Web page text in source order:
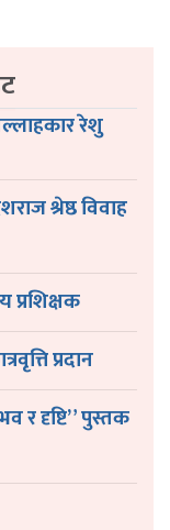
रेशु
श्रेष्ठ विवाह
प्रशिक्षक
प्रदान
र दृष्टि” पुस्तक